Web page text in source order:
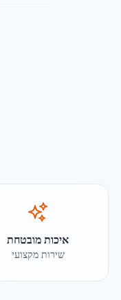
איכות מובטחת
שירות מקצועי